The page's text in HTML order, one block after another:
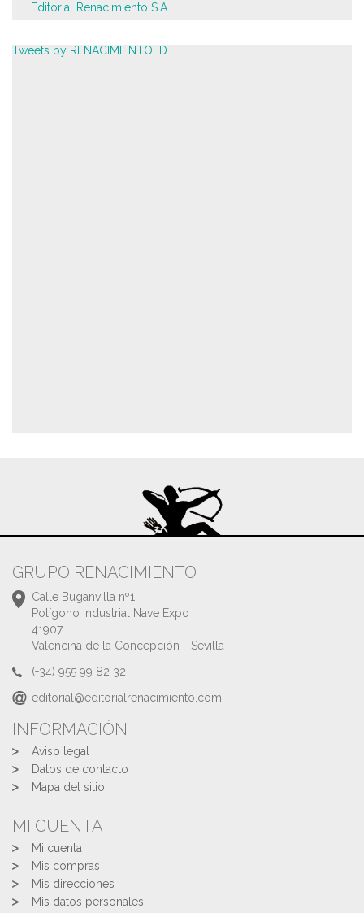
Editorial Renacimiento S.A.
Tweets by RENACIMIENTOED
GRUPO RENACIMIENTO
Calle Buganvilla nº1
Polígono Industrial Nave Expo
41907
Valencina de la Concepción - Sevilla
(+34) 955 99 82 32
editorial@editorialrenacimiento.com
INFORMACIÓN
Aviso legal
Datos de contacto
Mapa del sitio
MI CUENTA
Mi cuenta
Mis compras
Mis direcciones
Mis datos personales